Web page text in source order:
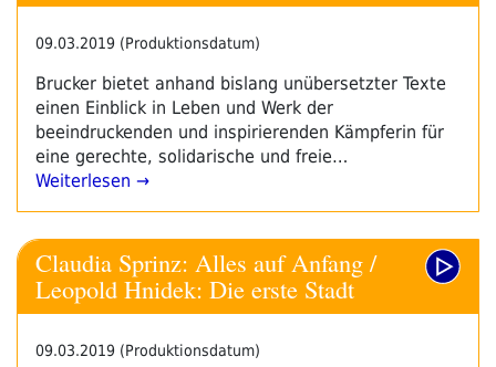
09.03.2019 (Produktionsdatum)
Brucker bietet anhand bislang unübersetzter Texte
einen Einblick in Leben und Werk der
beeindruckenden und inspirierenden Kämpferin für
eine gerechte, solidarische und freie…
Weiterlesen →
Claudia Sprinz: Alles auf Anfang /
Leopold Hnidek: Die erste Stadt
09.03.2019 (Produktionsdatum)